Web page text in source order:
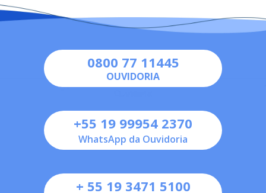
0800 77 11445
OUVIDORIA
+55 19 99954 2370
WhatsApp da Ouvidoria
+ 55 19 3471 5100